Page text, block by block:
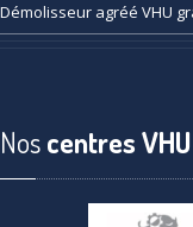
Démolisseur agréé VHU
Noscentres